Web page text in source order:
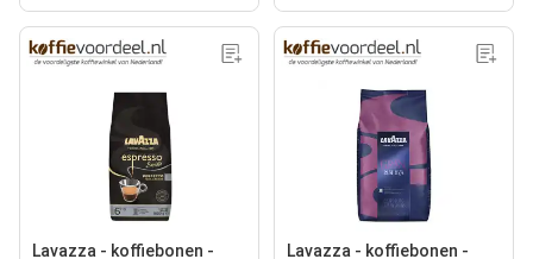
Lavazza - koffiebonen - Lavazza - koffiebonen -